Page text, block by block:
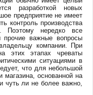
разработкой новых
предприятие не имеет
контроль производства
Поэтому нередко все
прочие важные вопросы
компании. При
этих этапах чреваты
ситуациями в
что для небольшой
магазина, основанной на
чуть ли не более важно,